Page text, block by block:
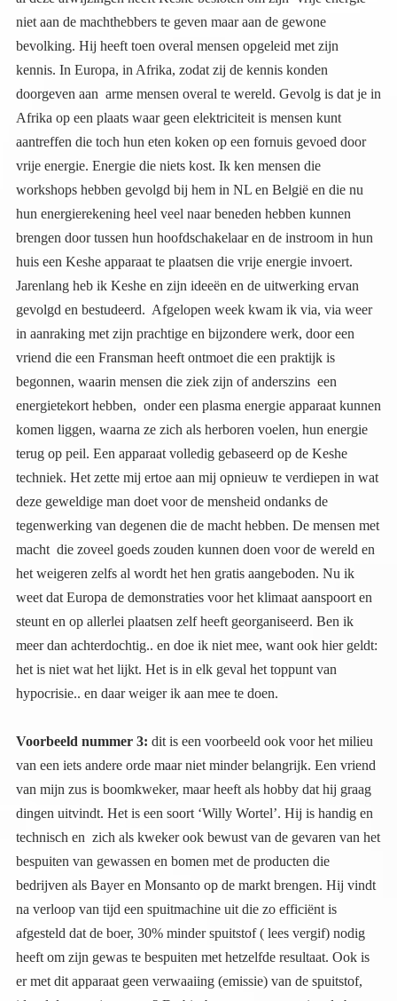
hypocrisie.. en daar weiger ik aan mee te doen.
Voorbeeld nummer 3: dit is een voorbeeld ook voor het milieu
van een iets andere orde maar niet minder belangrijk. Een vriend
van mijn zus is boomkweker, maar heeft als hobby dat hij graag
dingen uitvindt. Het is een soort ‘Willy Wortel’. Hij is handig en
technisch en zich als kweker ook bewust van de gevaren van het
bespuiten van gewassen en bomen met de producten die
bedrijven als Bayer en Monsanto op de markt brengen. Hij vindt
na verloop van tijd een spuitmachine uit die zo efficiënt is
afgesteld dat de boer, 30% minder spuitstof ( lees vergif) nodig
heeft om zijn gewas te bespuiten met hetzelfde resultaat. Ook is
er met dit apparaat geen verwaaiing (emissie) van de spuitstof,
ideaal dus zou je zeggen? De bio-buren van een spuitende boer
hoeven minder zorg te hebben voor hun gewassen. Als dat geen
stap is op weg naar een schoner milieu, minder luchtvervuiling
door de gifstoffen, minder dode bijen etc etc. Dus hij stapt met
zijn volledig ontwikkelde plan en een schaalmodel naar de
landbouw-universiteit van Wageningen. De broedplaats voor
agrarische kennis in Nederland, en misschien ook wel in
Europa. En wat schetste zijn verbazing. Ze zijn niet
geïnteresseerd, ze wijzen hem af, en nee erger nog, ze gaan hem
tegenwerken. In Nederland krijgt hij dank zij deze organisatie (
die wordt gesponsord door Bayer, en na de fusie ook Monsanto)
geen poot aan de grond. Hij leurt met zijn ideeën, nobody is